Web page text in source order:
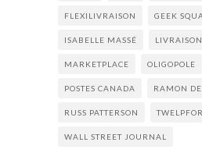
FLEXILIVRAISON GEEK
ISABELLE MASSÉ LIVRAISON
MARKETPLACE OLIGOPOLE
POSTES CANADA RAMON
RUSS PATTERSON
WALL STREET JOURNAL